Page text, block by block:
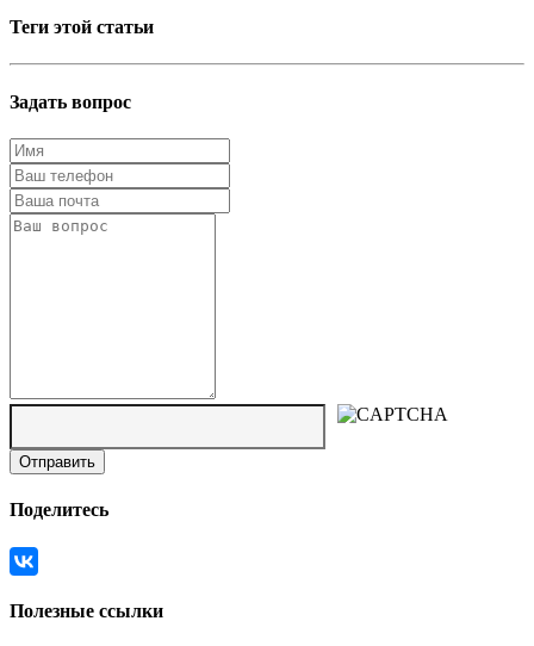
Теги этой статьи
Задать вопрос
Поделитесь
Полезные ссылки